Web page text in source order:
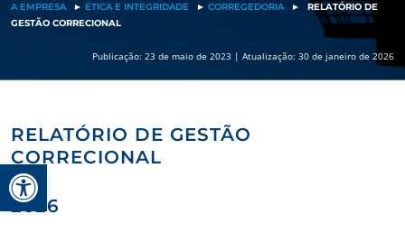
Barra de Ferramentas Aberta
A EMPRESA ► ÉTICA E INTEGRIDADE ► CORREGEDORIA ►
RELATÓRIO DE
GESTÃO CORRECIONAL
Publicação: 23 de maio de 2023 | Atualização: 30 de janeiro de 2026
RELATÓRIO DE GESTÃO
CORRECIONAL
2026